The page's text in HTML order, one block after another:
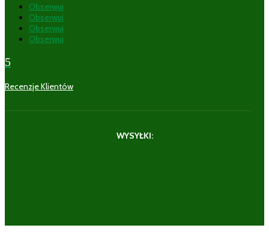
Obserwuj
Obserwuj
Obserwuj
Obserwuj
5
Recenzje Klientów
WYSYŁKI: